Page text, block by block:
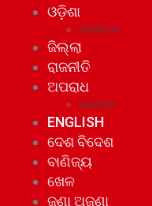
ଓଡ଼ିଶା
ମହାନଗର
ଜିଲ୍ଲା
ରାଜନୀତି
ଅପରାଧ
ଘୋଟାଲା
ENGLISH
ଦେଶ ବିଦେଶ
ବାଣିଜ୍ୟ
ଖେଳ
ଜଣା ଅଜଣା